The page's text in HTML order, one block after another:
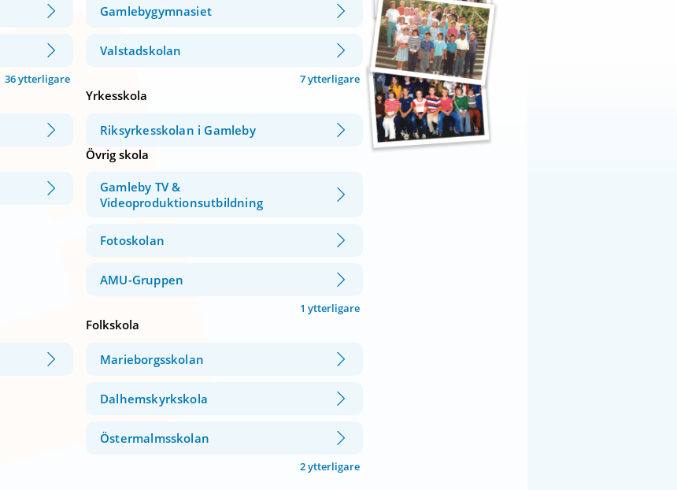
36 ytterligare
Gamlebygymnasiet
Valstadskolan
7 ytterligare
Yrkesskola
Riksyrkesskolan i Gamleby
Övrig skola
Gamleby TV &
Videoproduktionsutbildning
Fotoskolan
AMU-Gruppen
1 ytterligare
Folkskola
Marieborgsskolan
Dalhemskyrkskola
Östermalmsskolan
2 ytterligare